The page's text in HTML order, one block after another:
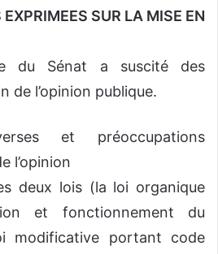
SUR LA MISE EN
du Sénat a suscité des
de l’opinion publique.
et préoccupations
l’opinion
deux lois (la loi organique
et fonctionnement du
modificative portant code